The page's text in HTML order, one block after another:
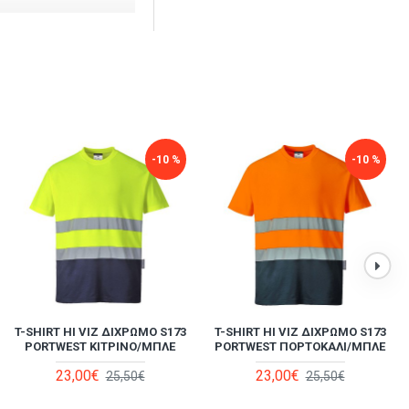
-9 %
MΠΟΥΦΆΝ ΜΕ ΦΩΣΦΟΡΟΎΧΟ
ΎΦΑΣΜΑ S425 PORTWEST
ΠΟΡΤΟΚΑΛΊ/ΜΠΛΕ
-36 %
ΑΔΙΆΒΡΟΧΟ ΣΕΤ ΑΝΑΠΝΈΟΝ
7HWRY COVERGUARD ΚΙΤΡΙΝΟ/
ΜΠΛΕ
-10 %
T-SHIRT HI VIZ ΔΊΧΡΩΜΟ S173
PORTWEST ΚΊΤΡΙΝΟ/ΜΠΛΕ
23,00€ 25,50€
-10 %
T-SHIRT HI VIZ ΔΊΧΡΩΜΟ S173
PORTWEST ΠΟΡΤΟΚΑΛΊ/ΜΠΛΕ
23,00€ 25,50€